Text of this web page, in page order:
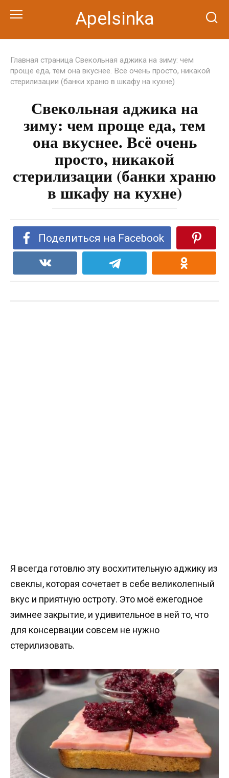
Apelsinka
Главная страница Свекольная аджика на зиму: чем
проще еда, тем она вкуснее. Всё очень просто, никакой
стерилизации (банки храню в шкафу на кухне)
Свекольная аджика на
зиму: чем проще еда, тем
она вкуснее. Всё очень
просто, никакой
стерилизации (банки храню
в шкафу на кухне)
Поделиться на Facebook
Я всегда готовлю эту восхитительную аджику из
свеклы, которая сочетает в себе великолепный
вкус и приятную остроту. Это моё ежегодное
зимнее закрытие, и удивительное в ней то, что
для консервации совсем не нужно
стерилизовать.